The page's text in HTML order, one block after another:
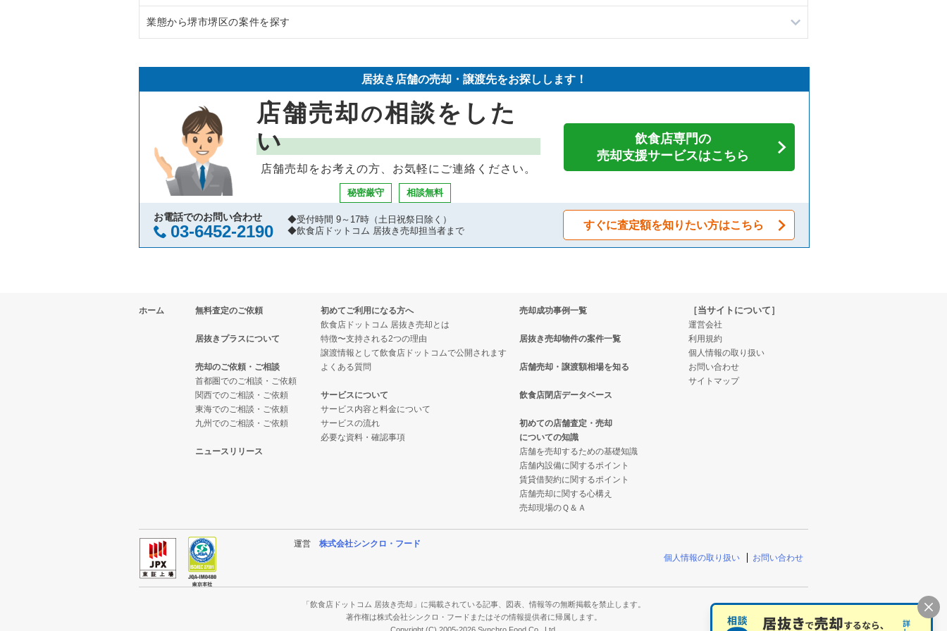
大阪市中央区の飲食店の居抜き売却物件の案件一覧
堺市北区の飲食店の居抜き売却物件の案件一覧
堺市中区の飲食店の居抜き売却物件の案件一覧
大阪市西区の飲食店の居抜き売却物件の案件一覧
茨木市の飲食店の居抜き売却物件の案件一覧
大阪市福島区の飲食店の居抜き売却物件の案件一覧
豊中市の飲食店の居抜き売却物件の案件一覧
大阪市阿倍野区の飲食店の居抜き売却物件の案件一覧
東大阪市の飲食店の居抜き売却物件の案件一覧
吹田市の飲食店の居抜き売却物件の案件一覧
大阪市西成区の飲食店の居抜き売却物件の案件一覧
堺市堺区の飲食店の居抜き売却物件の案件一覧
寝屋川市の飲食店の居抜き売却物件の案件一覧
大阪市天王寺区の飲食店の居抜き売却物件の案件一覧
高石市の飲食店の居抜き売却物件の案件一覧
大阪府のラーメンの居抜き売却物件の案件一覧
大阪府のイタリア料理の居抜き売却物件の案件一覧
大阪府の中華の居抜き売却物件の案件一覧
大阪府のそば・うどんの居抜き売却物件の案件一覧
大阪府の寿司の居抜き売却物件の案件一覧
大阪府の焼肉の居抜き売却物件の案件一覧
大阪府の鉄板焼き・お好み焼の居抜き売却物件の案件一覧
大阪府のカフェの居抜き売却物件の案件一覧
大阪府のテイクアウトの居抜き売却物件の案件一覧
大阪府のお弁当・惣菜・デリの居抜き売却物件の案件一覧
大阪府のカラオケ・パブ・スナックの居抜き売却物件の案件一覧
大阪府のバーの居抜き売却物件の案件一覧
大阪府の洋食の居抜き売却物件の案件一覧
大阪府のその他の居抜き売却物件の案件一覧
業態から堺市堺区の案件を探す
堺市堺区のイタリア料理の居抜き売却物件の案件一覧
堺市堺区の寿司の居抜き売却物件の案件一覧
堺市堺区の焼肉の居抜き売却物件の案件一覧
堺市堺区の鉄板焼き・お好み焼の居抜き売却物件の案件一覧
堺市堺区のアジア料理の居抜き売却物件の案件一覧
堺市堺区のカフェの居抜き売却物件の案件一覧
堺市堺区の居酒屋・ダイニングバーの居抜き売却物件の案件一覧
堺市堺区の和食の居抜き売却物件の案件一覧
堺市堺区の洋食の居抜き売却物件の案件一覧
堺市堺区のその他の居抜き売却物件の案件一覧
居抜き店舗の売却・譲渡先をお探しします！
店舗売却の相談をした
い
店舗売却をお考えの方、お気軽にご連絡ください。
秘密厳守 相談無料
飲食店専門の
売却支援サービスはこちら
お電話でのお問い合わせ
03-6452-2190
◆受付時間 9～17時（土日祝祭日除く）
◆飲食店ドットコム 居抜き売却担当者まで
すぐに査定額を知りたい方はこちら
ホーム 無料査定のご依頼
居抜きプラスについて
売却のご依頼・ご相談
首都圏でのご相談・ご依頼
関西でのご相談・ご依頼
東海でのご相談・ご依頼
九州でのご相談・ご依頼
ニュースリリース
初めてご利用になる方へ
飲食店ドットコム 居抜き売却とは
特徴〜支持される2つの理由
譲渡情報として飲食店ドットコムで公開されます
よくある質問
サービスについて
サービス内容と料金について
サービスの流れ
必要な資料・確認事項
売却成功事例一覧
居抜き売却物件の案件一覧
店舗売却・譲渡額相場を知る
飲食店閉店データベース
初めての店舗査定・売却
についての知識
店舗を売却するための基礎知識
店舗内設備に関するポイント
賃貸借契約に関するポイント
店舗売却に関する心構え
売却現場のＱ＆Ａ
［当サイトについて］
運営会社
利用規約
個人情報の取り扱い
お問い合わせ
サイトマップ
運営 株式会社シンクロ・フード
個人情報の取り扱い
お問い合わせ
「飲食店ドットコム 居抜き売却」に掲載されている記事、図表、情報等の無断掲載を禁止します。
著作権は株式会社シンクロ・フードまたはその情報提供者に帰属します。